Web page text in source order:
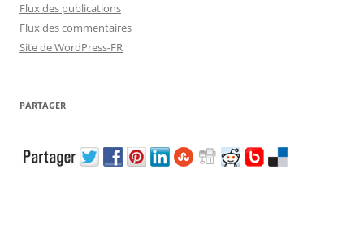
Flux des publications
Flux des commentaires
Site de WordPress-FR
PARTAGER